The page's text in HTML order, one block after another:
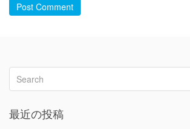
Post Comment
最近の投稿